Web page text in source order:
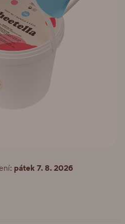
pátek 7. 8. 2026